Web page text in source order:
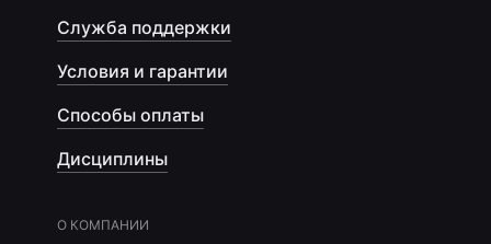
Служба поддержки
Условия и гарантии
Способы оплаты
Дисциплины
О КОМПАНИИ